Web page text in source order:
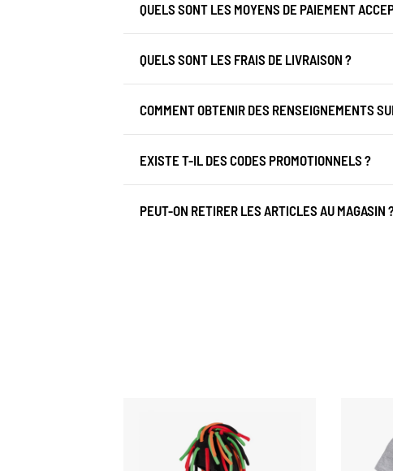
QUELS SONT LES MOYENS DE PAIEMENT
QUELS SONT LES FRAIS DE LIVRAISON ?
COMMENT OBTENIR DES RENSEIGNEMENTS
EXISTE T-IL DES CODES PROMOTIONNELS ?
PEUT-ON RETIRER LES ARTICLES AU MAGASIN